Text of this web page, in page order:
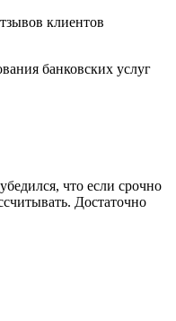
клиентов
банковских услуг
что если срочно
Достаточно